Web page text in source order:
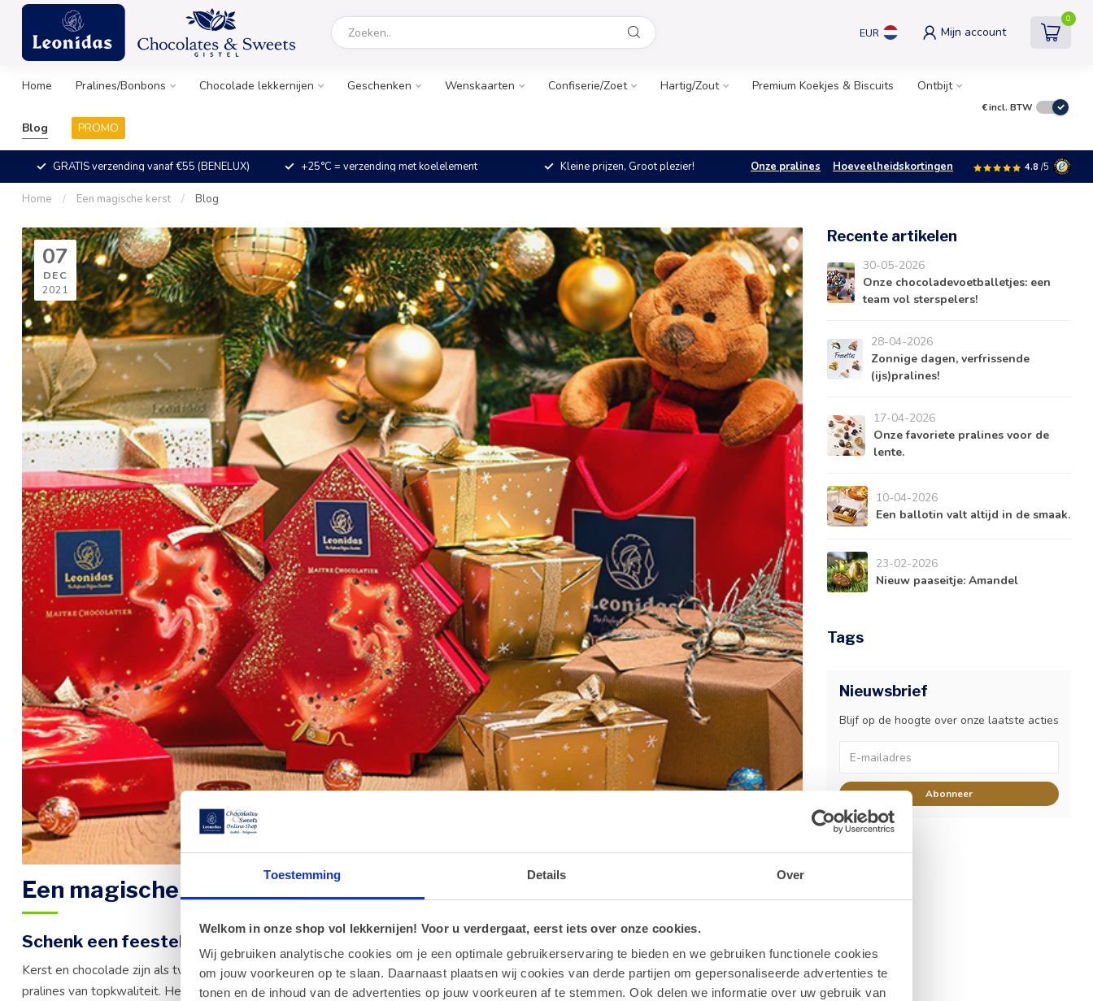
Toestemming Details Over
Welkom in onze shop vol lekkernijen! Voor u verdergaat, eerst iets over onze cookies.
Wij gebruiken analytische cookies om je een optimale gebruikerservaring te bieden en we gebruiken functionele cookies
om jouw voorkeuren op te slaan. Daarnaast plaatsen wij cookies van derde partijen om gepersonaliseerde advertenties te
tonen en de inhoud van de advertenties op jouw voorkeuren af te stemmen. Ook delen we informatie over uw gebruik van
EUR Mijn account
0
Home Pralines/Bonbons Chocolade lekkernijen Geschenken Wenskaarten Confiserie/Zoet Hartig/Zout Premium Koekjes & Biscuits Ontbijt
Blog PROMO
€incl. BTW
GRATIS verzending vanaf €55 (BENELUX) +25°C = verzending met koelelement Kleine prijzen, Groot plezier! Onze pralines Hoeveelheidskortingen 4.8 /5
Home / Een magische kerst / Blog
07
DEC
2021
Een magische kerst
Schenk een feestelijke doos Leonidas-pralines
Kerst en chocolade zijn als twee handen op één buik. Kies een van onze geschenkdozen of feestelijke ballotins om te vullen met je favoriete
pralines van topkwaliteit. Het maakt niet uit of je voor onze grote klassiekers of voor ons specifieke eindejaarsassortiment gaat. Blinkende
Recente artikelen
30-05-2026
Onze chocoladevoetballetjes: een
team vol sterspelers!
28-04-2026
Zonnige dagen, verfrissende
(ijs)pralines!
17-04-2026
Onze favoriete pralines voor de
lente.
10-04-2026
Een ballotin valt altijd in de smaak.
23-02-2026
Nieuw paaseitje: Amandel
Tags
Nieuwsbrief
Blijf op de hoogte over onze laatste acties
Abonneer